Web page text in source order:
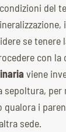
del
se tenere
con la
viene
sepoltura, per
qualora i
sede.